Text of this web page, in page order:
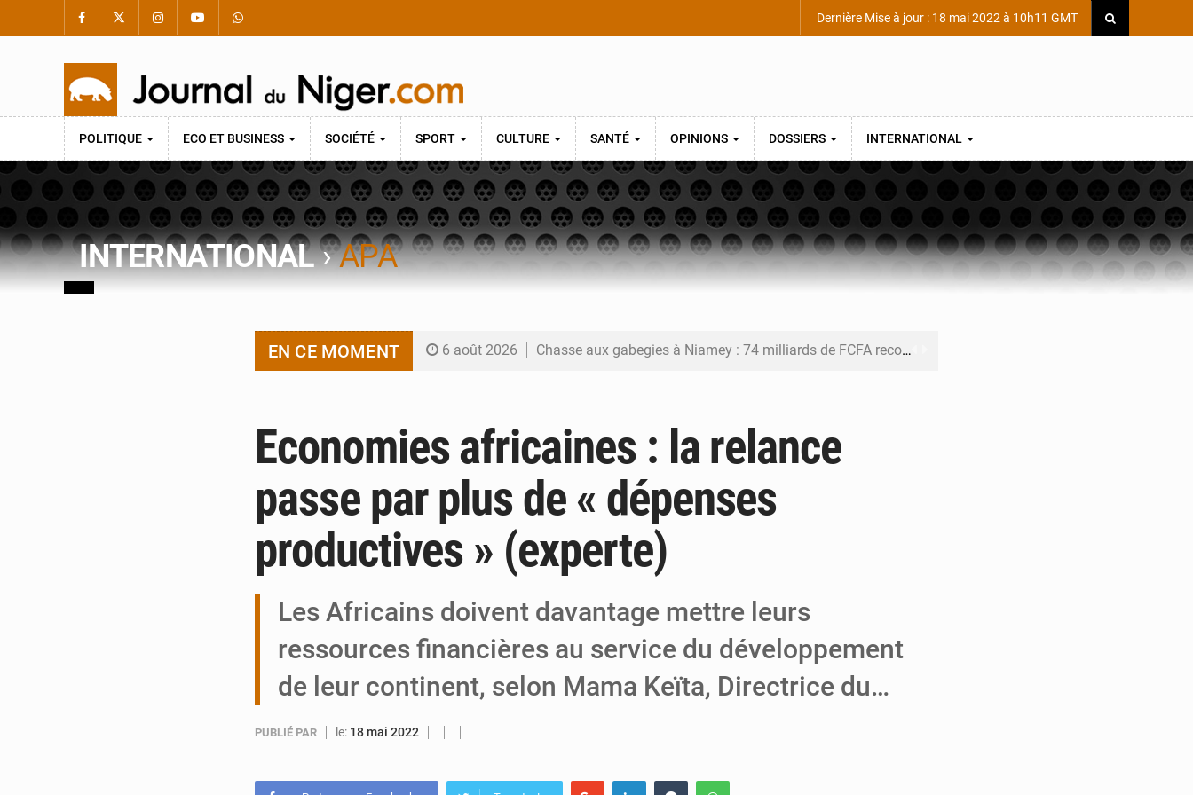
Dernière Mise à jour : 18 mai 2022 à 10h11 GMT
POLITIQUE ECO ET BUSINESS SOCIÉTÉ SPORT CULTURE SANTÉ OPINIONS DOSSIERS INTERNATIONAL
INTERNATIONAL›APA
EN CE MOMENT 6 août 2026 Chasse aux gabegies à Niamey : 74 milliards de FCFA recouvrés par la COLDEFF
5 août 2026 Niger : le ministère du Pétrole mise sur la performance
5 août 2026 Niger : Abdoulaye Seydou en visite à la MCC de Malbaza
4 août 2026 Niamey : Mohamed Toumba enchaîne les audiences
Economies africaines : la relance
passe par plus de « dépenses
productives » (experte)
Les Africains doivent davantage mettre leurs
ressources financières au service du développement
de leur continent, selon Mama Keïta, Directrice du…
PUBLIÉ PAR le: 18 mai 2022